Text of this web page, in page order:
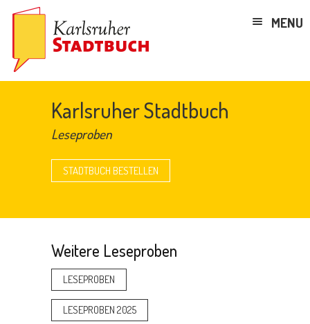
MENU
Karlsruher Stadtbuch
Leseproben
STADTBUCH BESTELLEN
Weitere Leseproben
LESEPROBEN
LESEPROBEN 2025